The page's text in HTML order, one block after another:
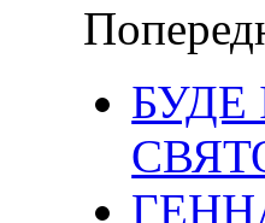
БУДЕ